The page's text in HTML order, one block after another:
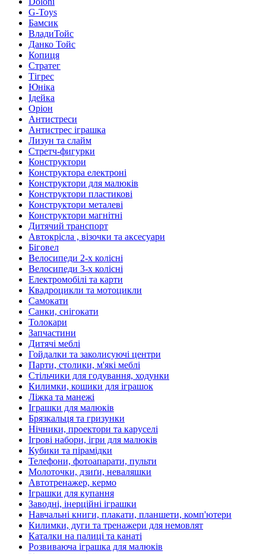
G-Toys
Бамсик
ВладиТойс
Данко Тойс
Копиця
Стратег
Тігрес
Юніка
Ідейка
Оріон
Антистреси
Антистрес іграшка
Лизун та слайм
Стретч-фигурки
Конструктори
Конструктора електроні
Конструктори для малюків
Конструктори пластикові
Конструктори металеві
Конструктори магнітні
Дитячий транспорт
Автокрісла , візочки та аксесуари
Біговел
Велосипеди 2-х колісні
Велосипеди 3-х колісні
Електромобілі та карти
Квадроцикли та мотоцикли
Самокати
Санки, снігокати
Толокари
Запчастини
Дитячі меблі
Гойдалки та заколисуючі центри
Парти, столики, м'які меблі
Стільчики для годування, ходунки
Килимки, кошики для іграшок
Ліжка та манежі
Іграшки для малюків
Брязкальця та гризунки
Нічники, проектори та каруселі
Ігрові набори, ігри для малюків
Кубики та пірамідки
Телефони, фотоапарати, пульти
Молоточки, дзиґи, неваляшки
Автотренажер, кермо
Іграшки для купання
Заводні, інерційні іграшки
Навчальні книги, плакати, планшети, комп'ютери
Килимки, дуги та тренажери для немовлят
Каталки на палиці та канаті
Розвиваюча іграшка для малюків